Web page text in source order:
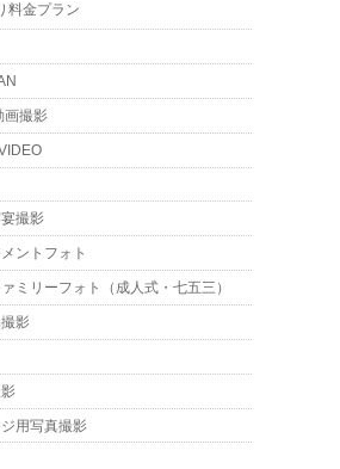
料金プラン
画撮影
撮影
ントフォト
ミリーフォト（成人式・七五三）
影
用写真撮影